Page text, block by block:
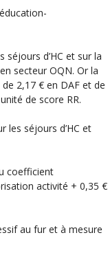
séjours d’HC et sur la
secteur OQN. Or la
2,17 € en DAF et de
de score RR.
les séjours d’HC et
coefficient
activité + 0,35 €
au fur et à mesure